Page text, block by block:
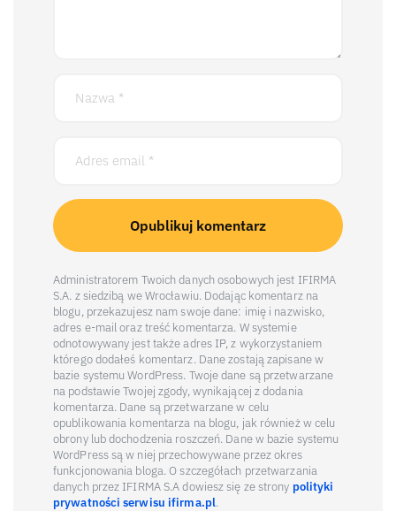
Administratorem Twoich danych osobowych jest IFIRMA
S.A. z siedzibą we Wrocławiu. Dodając komentarz na
blogu, przekazujesz nam swoje dane: imię i nazwisko,
adres e-mail oraz treść komentarza. W systemie
odnotowywany jest także adres IP, z wykorzystaniem
którego dodałeś komentarz. Dane zostają zapisane w
bazie systemu WordPress. Twoje dane są przetwarzane
na podstawie Twojej zgody, wynikającej z dodania
komentarza. Dane są przetwarzane w celu
opublikowania komentarza na blogu, jak również w celu
obrony lub dochodzenia roszczeń. Dane w bazie systemu
WordPress są w niej przechowywane przez okres
funkcjonowania bloga. O szczegółach przetwarzania
danych przez IFIRMA S.A dowiesz się ze strony polityki
prywatności serwisu ifirma.pl.